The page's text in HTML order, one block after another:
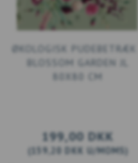
ØKOLOGISK PUDEBETRÆK -
BLOSSOM GARDEN JL
80X80 CM
199,00 DKK
( 159,20 DKK U/MOMS)